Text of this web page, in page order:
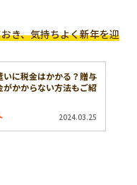
き、気持ちよく新年を迎
いに税金はかかる？贈与
がかからない方法もご紹
2024.03.25